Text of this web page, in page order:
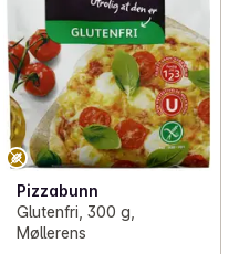
Pizzabunn
Glutenfri, 300 g,
Møllerens